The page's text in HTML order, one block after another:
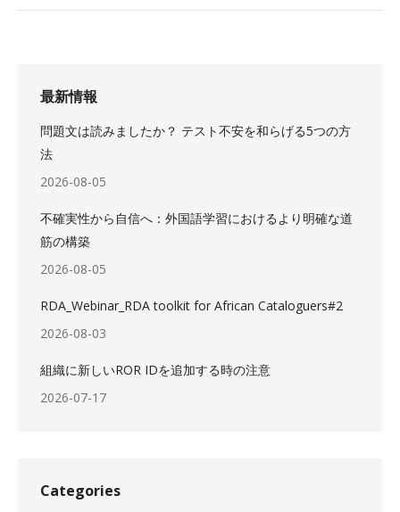
最新情報
問題文は読みましたか？ テスト不安を和らげる5つの方
法
2026-08-05
不確実性から自信へ：外国語学習におけるより明確な道
筋の構築
2026-08-05
RDA_Webinar_RDA toolkit for African Cataloguers#2
2026-08-03
組織に新しいROR IDを追加する時の注意
2026-07-17
Categories